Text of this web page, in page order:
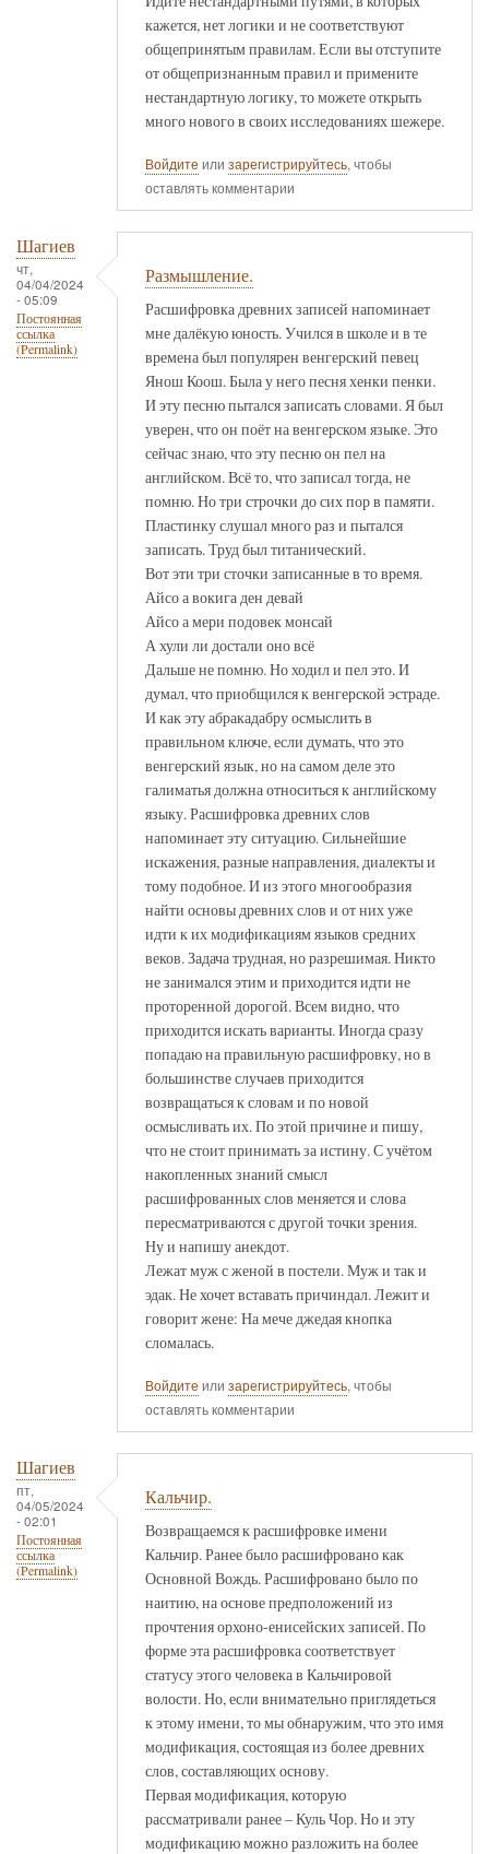
кажется, нет логики и не соответствуют
общепринятым правилам. Если вы отступите
от общепризнанным правил и примените
нестандартную логику, то можете открыть
много нового в своих исследованиях шежере.
Войдите или зарегистрируйтесь, чтобы
оставлять комментарии
Шагиев
чт,
04/04/2024
- 05:09
Постоянная
ссылка
(Permalink)
Размышление.
Расшифровка древних записей напоминает
мне далёкую юность. Учился в школе и в те
времена был популярен венгерский певец
Янош Коош. Была у него песня хенки пенки.
И эту песню пытался записать словами. Я был
уверен, что он поёт на венгерском языке. Это
сейчас знаю, что эту песню он пел на
английском. Всё то, что записал тогда, не
помню. Но три строчки до сих пор в памяти.
Пластинку слушал много раз и пытался
записать. Труд был титанический.
Вот эти три сточки записанные в то время.
Айсо а вокига ден девай
Айсо а мери подовек монсай
А хули ли достали оно всё
Дальше не помню. Но ходил и пел это. И
думал, что приобщился к венгерской эстраде.
И как эту абракадабру осмыслить в
правильном ключе, если думать, что это
венгерский язык, но на самом деле это
галиматья должна относиться к английскому
языку. Расшифровка древних слов
напоминает эту ситуацию. Сильнейшие
искажения, разные направления, диалекты и
тому подобное. И из этого многообразия
найти основы древних слов и от них уже
идти к их модификациям языков средних
веков. Задача трудная, но разрешимая. Никто
не занимался этим и приходится идти не
проторенной дорогой. Всем видно, что
приходится искать варианты. Иногда сразу
попадаю на правильную расшифровку, но в
большинстве случаев приходится
возвращаться к словам и по новой
осмысливать их. По этой причине и пишу,
что не стоит принимать за истину. С учётом
накопленных знаний смысл
расшифрованных слов меняется и слова
пересматриваются с другой точки зрения.
Ну и напишу анекдот.
Лежат муж с женой в постели. Муж и так и
эдак. Не хочет вставать причиндал. Лежит и
говорит жене: На мече джедая кнопка
сломалась.
Войдите или зарегистрируйтесь, чтобы
оставлять комментарии
Шагиев
пт,
04/05/2024
- 02:01
Постоянная
ссылка
(Permalink)
Кальчир.
Возвращаемся к расшифровке имени
Кальчир. Ранее было расшифровано как
Основной Вождь. Расшифровано было по
наитию, на основе предположений из
прочтения орхоно-енисейских записей. По
форме эта расшифровка соответствует
статусу этого человека в Кальчировой
волости. Но, если внимательно приглядеться
к этому имени, то мы обнаружим, что это имя
модификация, состоящая из более древних
слов, составляющих основу.
Первая модификация, которую
рассматривали ранее – Куль Чор. Но и эту
модификацию можно разложить на более